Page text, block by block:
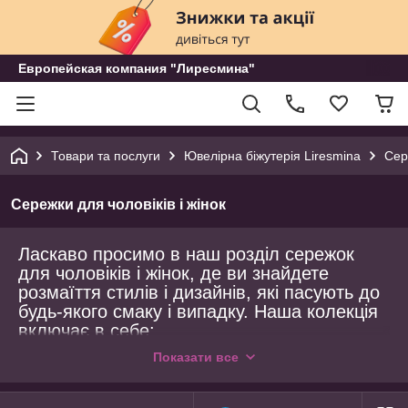
Европейская компания "Лиресмина"
Товари та послуги Ювелірна біжутерія Liresmina
Сережки для чоловіків і жінок
Ласкаво просимо в наш розділ сережок
для чоловіків і жінок, де ви знайдете
розмаїття стилів і дизайнів, які пасують до
будь-якого смаку і випадку. Наша колекція
включає в себе:
Класичні та сучасні дизайни: Від
вишуканих прикрас.
Показати все